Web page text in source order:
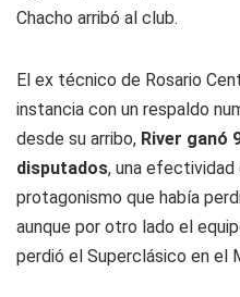
Chacho arribó al club.
El ex técnico de Rosario
instancia con un respaldo
desde su arribo, River ganó
disputados, una efectividad
protagonismo que había
aunque por otro lado el
perdió el Superclásico en el